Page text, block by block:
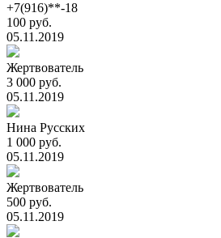
+7(916)**-18
100 руб.
05.11.2019
Жертвователь
3 000 руб.
05.11.2019
Нина Русских
1 000 руб.
05.11.2019
Жертвователь
500 руб.
05.11.2019